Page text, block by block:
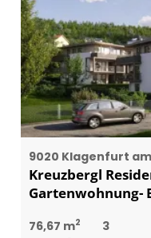
9020 Klagenfurt
Kreuzbergl
Gartenwohnung-
76,67 m2 3